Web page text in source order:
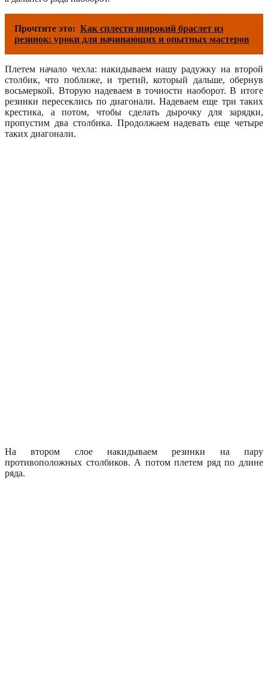
Прочтите это: Как сплести широкий браслет из
резинок: уроки для начинающих и опытных мастеров
Плетем начало чехла: накидываем нашу радужку на второй
столбик, что поближе, и третий, который дальше, обернув
восьмеркой. Вторую надеваем в точности наоборот. В итоге
резинки пересеклись по диагонали. Надеваем еще три таких
крестика, а потом, чтобы сделать дырочку для зарядки,
пропустим два столбика. Продолжаем надевать еще четыре
таких диагонали.
На втором слое накидываем резинки на пару
противоположных столбиков. А потом плетем ряд по длине
ряда.